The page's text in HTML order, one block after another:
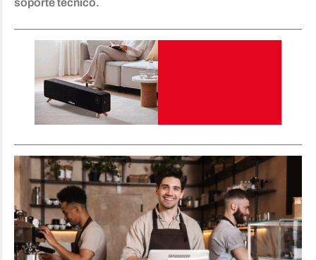
Contacto
soporte técnico.